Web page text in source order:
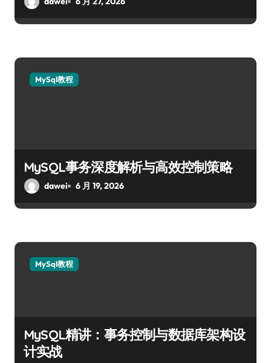
MySql教程
MySQL事务深度解析与高效控制策略
dawei 6 月 19, 2026
MySql教程
MySQL精讲：事务控制与数据库架构设
计实战